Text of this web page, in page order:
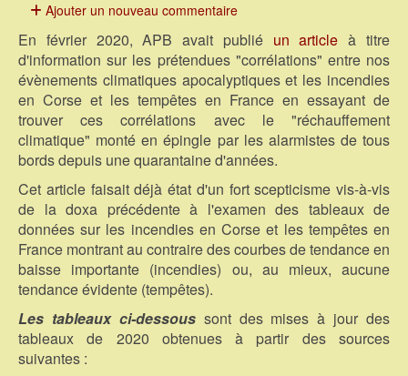
Ajouter un nouveau commentaire
En février 2020, APB avait publié un article à titre
d'information sur les prétendues "corrélations" entre nos
évènements climatiques apocalyptiques et les incendies
en Corse et les tempêtes en France en essayant de
trouver ces corrélations avec le "réchauffement
climatique" monté en épingle par les alarmistes de tous
bords depuis une quarantaine d'années.
Cet article faisait déjà état d'un fort scepticisme vis-à-vis
de la doxa précédente à l'examen des tableaux de
données sur les incendies en Corse et les tempêtes en
France montrant au contraire des courbes de tendance en
baisse importante (incendies) ou, au mieux, aucune
tendance évidente (tempêtes).
Les tableaux ci-dessoussont des mises à jour des
tableaux de 2020 obtenues à partir des sources
suivantes :